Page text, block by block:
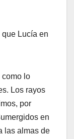
Lucía en
como lo
Los rayos
por
en
las almas de